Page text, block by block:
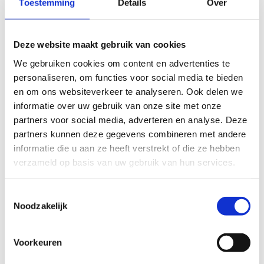
Toestemming Details Over
Deze website maakt gebruik van cookies
We gebruiken cookies om content en advertenties te
personaliseren, om functies voor social media te bieden
en om ons websiteverkeer te analyseren. Ook delen we
informatie over uw gebruik van onze site met onze
partners voor social media, adverteren en analyse. Deze
partners kunnen deze gegevens combineren met andere
informatie die u aan ze heeft verstrekt of die ze hebben
verzameld op basis van uw gebruik van hun services.
Noodzakelijk
Voorkeuren
Verloopstuk van hulpstuk Ø 200mm naar spirobuis Ø
160mm met afdichtingsrubber
Artikelnr.: RCF200-160S
Bekijk product
Verloopstuk van hulpstuk Ø 200mm naar spirobuis Ø
100mm met afdichtingsrubber